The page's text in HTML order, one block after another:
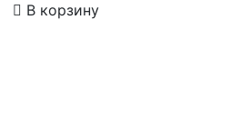
В корзину